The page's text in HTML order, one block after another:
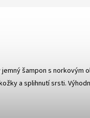
šampon s
a splihnutí srsti.